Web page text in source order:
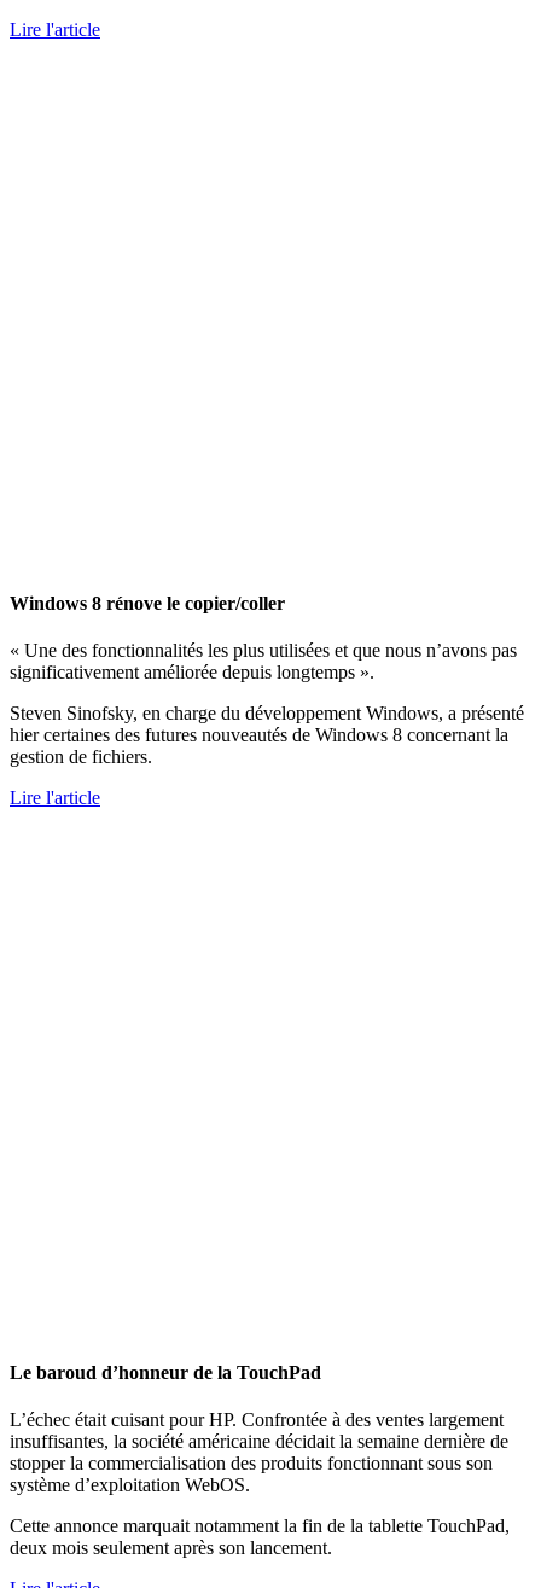
Lire l'article
Windows 8 rénove le copier/coller
« Une des fonctionnalités les plus utilisées et que nous n’avons pas
significativement améliorée depuis longtemps ».
Steven Sinofsky, en charge du développement Windows, a présenté
hier certaines des futures nouveautés de Windows 8 concernant la
gestion de fichiers.
Lire l'article
Le baroud d’honneur de la TouchPad
L’échec était cuisant pour HP. Confrontée à des ventes largement
insuffisantes, la société américaine décidait la semaine dernière de
stopper la commercialisation des produits fonctionnant sous son
système d’exploitation WebOS.
Cette annonce marquait notamment la fin de la tablette TouchPad,
deux mois seulement après son lancement.